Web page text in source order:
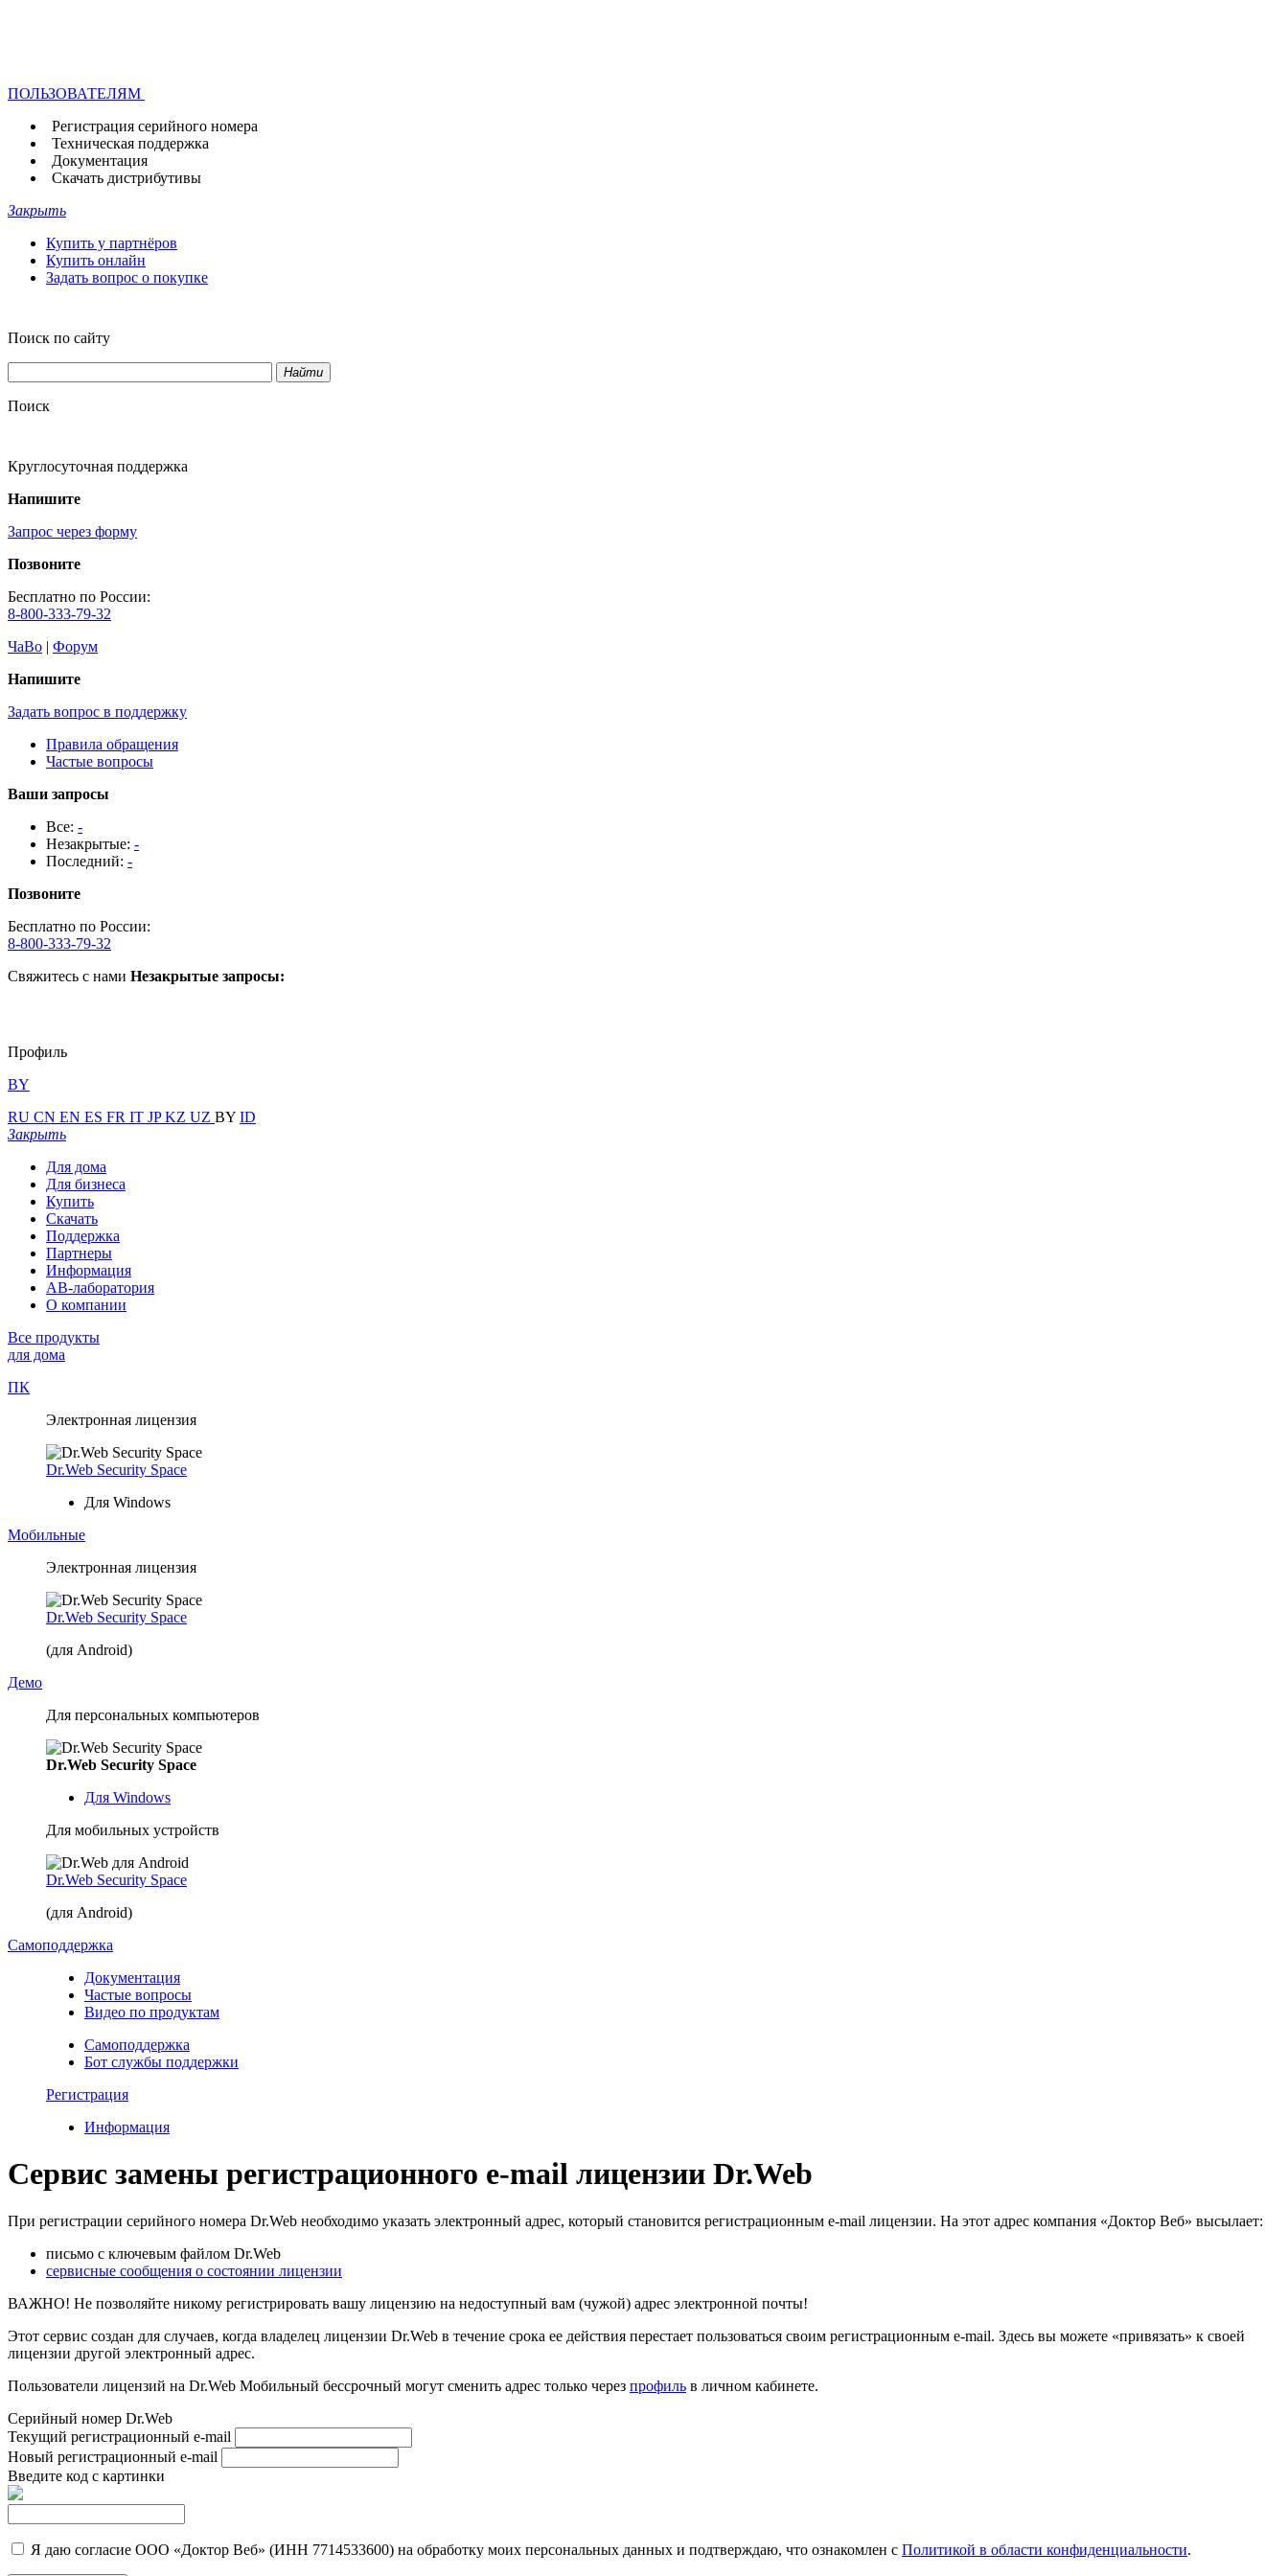
ПОЛЬЗОВАТЕЛЯМ
Регистрация серийного номера
Техническая поддержка
Документация
Скачать дистрибутивы
Закрыть
Купить у партнёров
Купить онлайн
Задать вопрос о покупке
Поиск по сайту
Найти
Поиск
Круглосуточная поддержка
Напишите
Запрос через форму
Позвоните
Бесплатно по России:
8-800-333-79-32
ЧаВо | Форум
Напишите
Задать вопрос в поддержку
Правила обращения
Частые вопросы
Ваши запросы
Все: -
Незакрытые: -
Последний: -
Позвоните
Бесплатно по России:
8-800-333-79-32
Свяжитесь с нами Незакрытые запросы:
Профиль
BY
RU CN EN ES FR IT JPKZ UZ BY ID
Закрыть
Для дома
Для бизнеса
Купить
Скачать
Поддержка
Партнеры
Информация
АВ-лаборатория
О компании
Все продукты
для дома
ПК
Электронная лицензия
Dr.Web Security Space
Для Windows
Мобильные
Электронная лицензия
Dr.Web Security Space
(для Android)
Демо
Для персональных компьютеров
Dr.Web Security Space
Для Windows
Для мобильных устройств
Dr.Web Security Space
(для Android)
Самоподдержка
Документация
Частые вопросы
Видео по продуктам
Самоподдержка
Бот службы поддержки
Регистрация
Информация
Сервис замены регистрационного e-mail лицензии Dr.Web
При регистрации серийного номера Dr.Web необходимо указать электронный адрес, который становится регистрационным e-mail лицензии. На этот адрес компания «Доктор Веб» высылает:
письмо с ключевым файлом Dr.Web
сервисные сообщения о состоянии лицензии
ВАЖНО! Не позволяйте никому регистрировать вашу лицензию на недоступный вам (чужой) адрес электронной почты!
Этот сервис создан для случаев, когда владелец лицензии Dr.Web в течение срока ее действия перестает пользоваться своим регистрационным e-mail. Здесь вы можете «привязать» к своей
лицензии другой электронный адрес.
Пользователи лицензий на Dr.Web Мобильный бессрочный могут сменить адрес только через профиль в личном кабинете.
Cерийный номер Dr.Web
Текущий регистрационный e-mail
Новый регистрационный e-mail
Введите код с картинки
Я даю согласие ООО «Доктор Веб» (ИНН 7714533600) на обработку моих персональных данных и подтверждаю, что ознакомлен с Политикой в области конфиденциальности.